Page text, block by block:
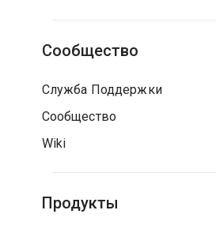
Сообщество
Служба Поддержки
Сообщество
Wiki
Продукты